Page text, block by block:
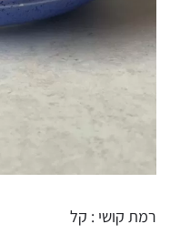
רמת קושי : קל